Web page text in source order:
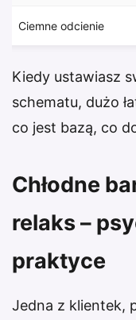
Ciemne odcienie
Kiedy ustawiasz
schematu, dużo
co jest bazą, co
Chłodne
relaks –
praktyce
Jedna z klientek,